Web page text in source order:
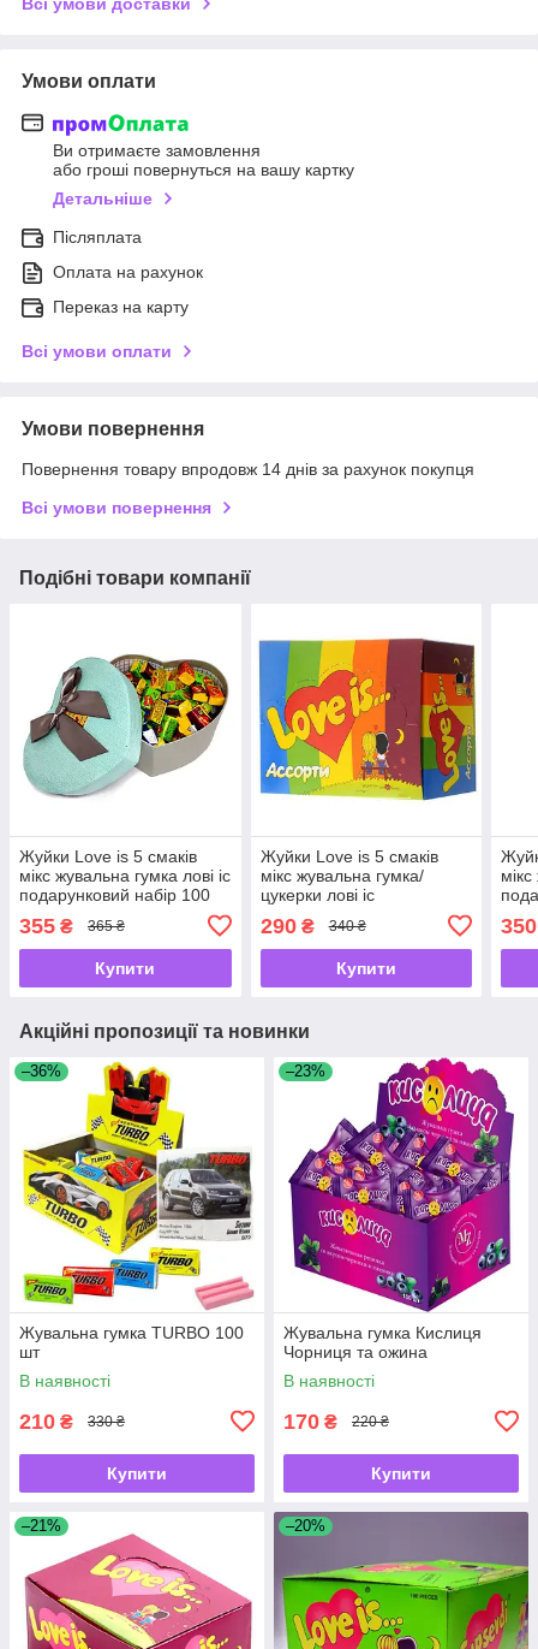
Умови оплати
Ви отримаєте замовлення
або гроші повернуться на вашу картку
Детальніше
Післяплата
Оплата на рахунок
Переказ на карту
Всі умови оплати
Умови повернення
Повернення товару впродовж 14 днів за рахунок покупця
Всі умови повернення
Подібні товари компанії
Жуйки Love is 5 смаків
мікс жувальна гумка лові іс
подарунковий набір 100
355 ₴ 365 ₴
Купити
Жуйки Love is 5 смаків
мікс жувальна гумка/
цукерки лові іс
290₴ 340 ₴
Купити
350
Акційні пропозиції та новинки
–36%
Жувальна гумка TURBO 100
шт
В наявності
210 ₴ 330 ₴
Купити
–23%
Жувальна гумка Кислиця
Чорниця та ожина
В наявності
170 ₴ 220 ₴
Купити
–21% –20%